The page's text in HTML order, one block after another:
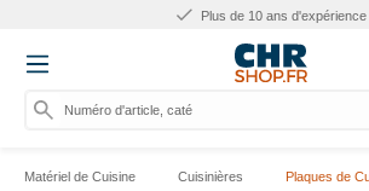
Plus de 25.000
Numéro d'article, catégorie ou n
Matériel de Cuisine Cuisinières Plaques de